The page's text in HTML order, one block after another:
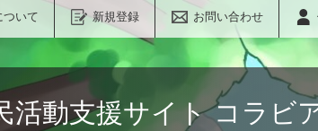
ついて 新規登録 お問い合わせ
活動支援サイト コラビ